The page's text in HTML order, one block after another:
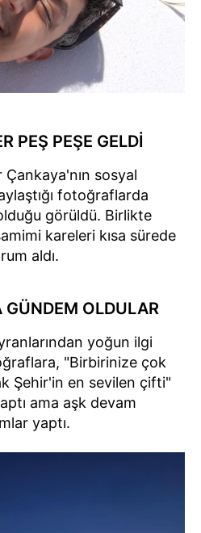
PEŞ PEŞE GELDİ
Çankaya'nın sosyal
fotoğraflarda
görüldü. Birlikte
kareleri kısa sürede
aldı.
GÜNDEM OLDULAR
yoğun ilgi
"Birbirinize çok
Şehir'in en sevilen çifti"
ama aşk devam
yaptı.